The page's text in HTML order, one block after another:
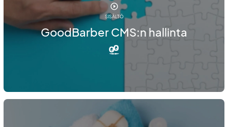
SISÄLTÖ
GoodBarber CMS:n hallinta